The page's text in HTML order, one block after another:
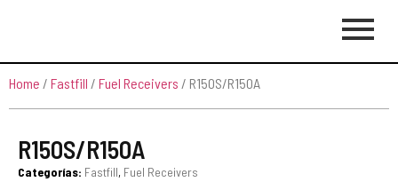
Home / Fastfill / Fuel Receivers / R150S/R150A
R150S/R150A
Categorías: Fastfill, Fuel Receivers